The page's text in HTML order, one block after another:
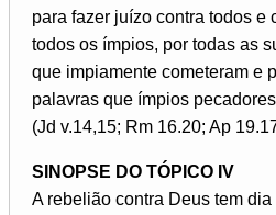
para fazer juízo contra todos e
todos os ímpios, por todas as
que impiamente cometeram e
palavras que ímpios
(Jd v.14,15; Rm 16.20; Ap
SINOPSE DO TÓPICO IV
A rebelião contra Deus tem